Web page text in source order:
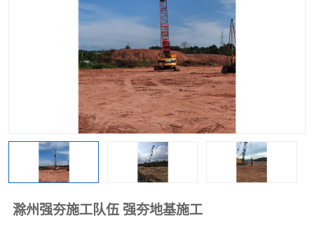
滁州强夯施工队伍 强夯地基施工